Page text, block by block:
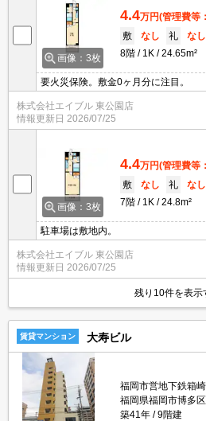
画像：3枚
4.4万円(管理費等
敷
なし 礼
なし
8階
1K 24.65m²
要火災保険。敷金0ヶ月分に注目。
株式会社エイブル 東公園店
情報更新日 2026/07/25
画像：3枚
4.4万円(管理費等
敷
なし 礼
なし
7階
1K 24.8m²
駐車場は敷地内。
株式会社エイブル 東公園店
情報更新日 2026/07/25
残り10件を表示
賃貸マンション 大寿ビル
福岡市営地下鉄箱
福岡県福岡市博多
築41年
9階建